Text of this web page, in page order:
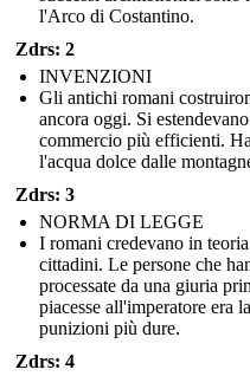
l'Arco di Costantino.
Zdrs: 2
INVENZIONI
Gli antichi romani
ancora oggi. Si
commercio più efficienti.
l'acqua dolce dalle
Zdrs: 3
NORMA DI LEGGE
I romani credevano in
cittadini. Le persone che
processate da una giuria
piacesse all'imperatore era
punizioni più dure.
Zdrs: 4